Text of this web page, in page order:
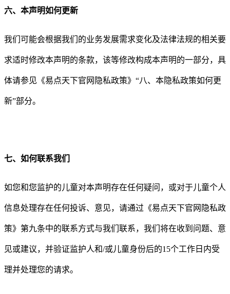
六、本声明如何更新
我们可能会根据我们的业务发展需求变化及法律法规的相关要
求适时修改本声明的条款，该等修改构成本声明的一部分，具
体请参见《易点天下官网隐私政策》 “八、本隐私政策如何更
新”部分。
七、如何联系我们
如您和您监护的儿童对本声明存在任何疑问，或对于儿童个人
信息处理存在任何投诉、意见，请通过《易点天下官网隐私政
策》第九条中的联系方式与我们联系，我们将在收到问题、意
见或建议，并验证监护人和/或儿童身份后的15个工作日内受
理并处理您的请求。